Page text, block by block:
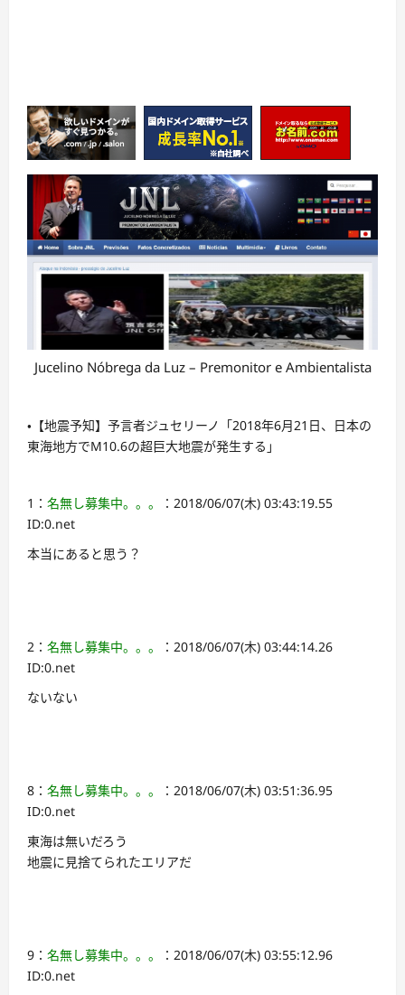
Jucelino Nóbrega da Luz – Premonitor e Ambientalista
・【地震予知】予言者ジュセリーノ「2018年6月21日、日本の
東海地方でM10.6の超巨大地震が発生する」
1： 名無し募集中。。。
：2018/06/07(木) 03:43:19.55
ID:0.net
本当にあると思う？
2： 名無し募集中。。。
：2018/06/07(木) 03:44:14.26
ID:0.net
ないない
8： 名無し募集中。。。
：2018/06/07(木) 03:51:36.95
ID:0.net
東海は無いだろう
地震に見捨てられたエリアだ
9： 名無し募集中。。。
：2018/06/07(木) 03:55:12.96
ID:0.net